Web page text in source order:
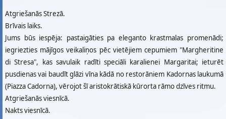
Atgriešanās Strezā.
Brīvais laiks.
Jums būs iespēja: pastaigāties pa eleganto krastmalas promenādi;
iegriezties mājīgos veikaliņos pēc vietējiem cepumiem "Margheritine
di Stresa", kas savulaik radīti speciāli karalienei Margaritai; ieturēt
pusdienas vai baudīt glāzi vīna kādā no restorāniem Kadornas laukumā
(Piazza Cadorna), vērojot šī aristokrātiskā kūrorta rāmo dzīves ritmu.
Atgriešanās viesnīcā.
Nakts viesnīcā.